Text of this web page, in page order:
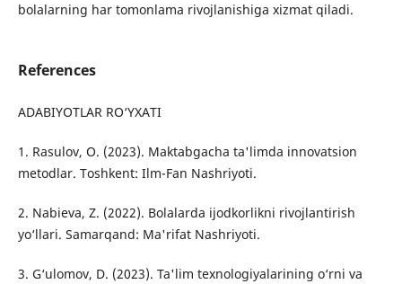
bolalarning har tomonlama rivojlanishiga xizmat qiladi.
References
ADABIYOTLAR RO‘YXATI
1. Rasulov, O. (2023). Maktabgacha ta'limda innovatsion
metodlar. Toshkent: Ilm-Fan Nashriyoti.
2. Nabieva, Z. (2022). Bolalarda ijodkorlikni rivojlantirish
yo‘llari. Samarqand: Ma'rifat Nashriyoti.
3. G‘ulomov, D. (2023). Ta'lim texnologiyalarining o‘rni va